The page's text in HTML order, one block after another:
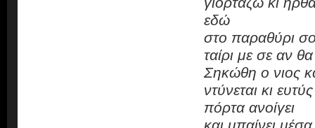
εδώ
στο παραθύρι
ταίρι με σε αν
Σηκώθη ο νιος
ντύνεται κι
πόρτα ανοίγει